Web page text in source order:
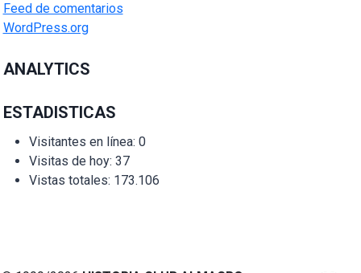
Feed de comentarios
WordPress.org
ANALYTICS
ESTADISTICAS
Visitantes en línea: 0
Visitas de hoy: 37
Vistas totales: 173.106